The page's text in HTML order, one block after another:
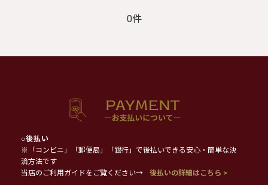
0件
○後払い
※「コンビニ」「郵便局」「銀行」で後払いできる安心・簡単な決
済方法です
当店のご利用ガイドをご覧ください→
後払いの詳細はこちら >